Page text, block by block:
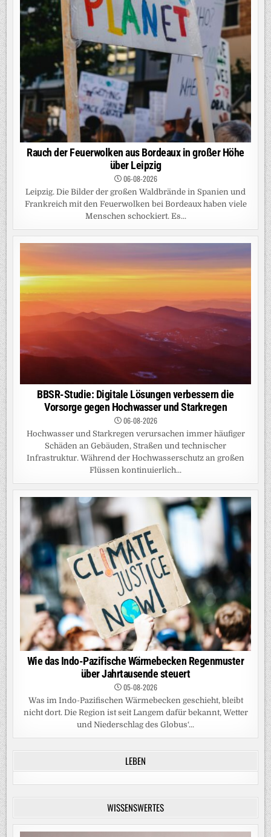
Rauch der Feuerwolken aus Bordeaux in großer Höhe
über Leipzig
06-08-2026
Leipzig. Die Bilder der großen Waldbrände in Spanien und
Frankreich mit den Feuerwolken bei Bordeaux haben viele
Menschen schockiert. Es...
BBSR-Studie: Digitale Lösungen verbessern die
Vorsorge gegen Hochwasser und Starkregen
06-08-2026
Hochwasser und Starkregen verursachen immer häufiger
Schäden an Gebäuden, Straßen und technischer
Infrastruktur. Während der Hochwasserschutz an großen
Flüssen kontinuierlich...
Wie das Indo-Pazifische Wärmebecken Regenmuster
über Jahrtausende steuert
05-08-2026
Was im Indo-Pazifischen Wärmebecken geschieht, bleibt
nicht dort. Die Region ist seit Langem dafür bekannt, Wetter
und Niederschlag des Globus‘...
LEBEN
WISSENSWERTES